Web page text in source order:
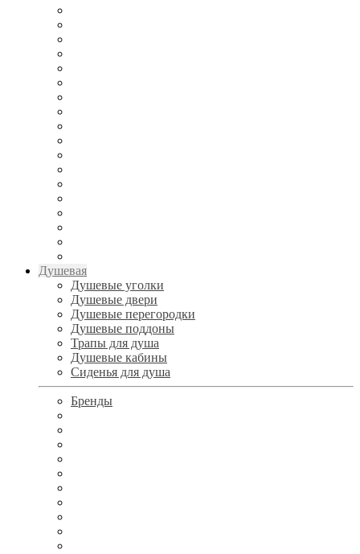
Душевая
Душевые уголки
Душевые двери
Душевые перегородки
Душевые поддоны
Трапы для душа
Душевые кабины
Сиденья для душа
Бренды